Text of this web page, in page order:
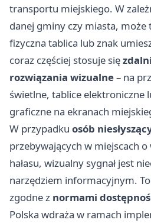
transportu miejskiego. W
danej gminy czy miasta, może
fizyczna tablica lub znak
coraz częściej stosuje się
rozwiązania wizualne– na
świetlne, tablice elektroniczne
graficzne na ekranach
W przypadku osób
przebywających w miejscach
hałasu, wizualny sygnał jest
narzędziem informacyjnym.
zgodne z normami
Polska wdraża w ramach